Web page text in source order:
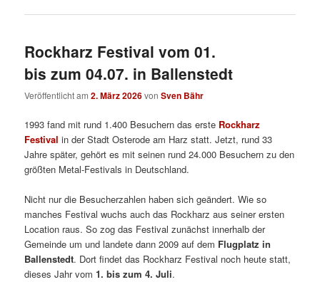
Rockharz Festival vom 01.
bis zum 04.07. in Ballenstedt
Veröffentlicht am2. März 2026vonSven Bähr
1993 fand mit rund 1.400 Besuchern das erste Rockharz
Festival in der Stadt Osterode am Harz statt.Jetzt, rund 33
Jahre später, gehört es mit seinen rund 24.000 Besuchern zu den
größten Metal-Festivals in Deutschland.
Nicht nur die Besucherzahlen haben sich geändert. Wie so
manches Festival wuchs auch das Rockharz aus seiner ersten
Location raus. So zog das Festival zunächst innerhalb der
Gemeinde um und landete dann 2009 auf dem Flugplatz in
Ballenstedt. Dort findet das Rockharz Festival noch heute statt,
dieses Jahr vom1. bis zum 4. Juli.